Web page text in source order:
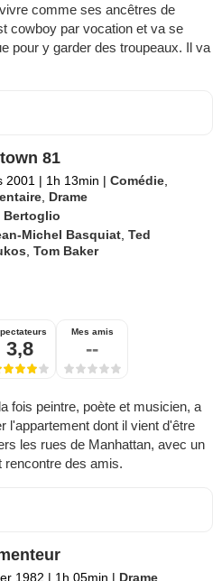
comme ses ancêtres de
cowboy par vocation et va se
pour y garder des troupeaux. Il va
81
2001 | 1h 13min | Comédie
Drame
Bertoglio
Michel Basquiat ,Ted
,Tom Baker
3,8
Mes amis
--
fois peintre, poète et musicien, a
l'appartement dont il vient d'être
les rues de Manhattan, avec un
rencontre des amis.
1982 | 1h 05min | Drame